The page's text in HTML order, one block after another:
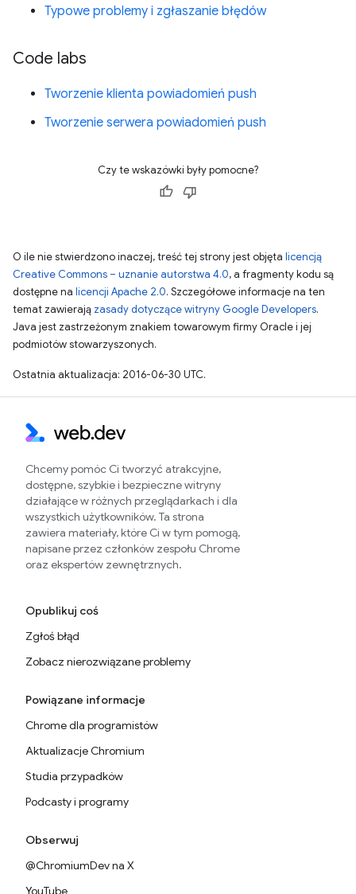
Typowe problemy i zgłaszanie błędów
Code labs
Tworzenie klienta powiadomień push
Tworzenie serwera powiadomień push
Czy te wskazówki były pomocne?
O ile nie stwierdzono inaczej, treść tej strony jest objęta licencją
Creative Commons – uznanie autorstwa 4.0, a fragmenty kodu są
dostępne na licencji Apache 2.0. Szczegółowe informacje na ten
temat zawierają zasady dotyczące witryny Google Developers.
Java jest zastrzeżonym znakiem towarowym firmy Oracle i jej
podmiotów stowarzyszonych.
Ostatnia aktualizacja: 2016-06-30 UTC.
Chcemy pomóc Ci tworzyć atrakcyjne,
dostępne, szybkie i bezpieczne witryny
działające w różnych przeglądarkach i dla
wszystkich użytkowników. Ta strona
zawiera materiały, które Ci w tym pomogą,
napisane przez członków zespołu Chrome
oraz ekspertów zewnętrznych.
Opublikuj coś
Zgłoś błąd
Zobacz nierozwiązane problemy
Powiązane informacje
Chrome dla programistów
Aktualizacje Chromium
Studia przypadków
Podcasty i programy
Obserwuj
@ChromiumDev na X
YouTube